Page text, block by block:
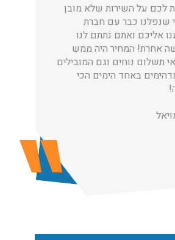
לכם על השירות שלא מובן
שנפלנו כבר עם חברת
אליכם ואתם נתתם לנו
אחרת! המחיר היה ממש
תשלום נוחים וגם המובילים
באחד הימים הכי
עודכן לאחרונה: 30/03/2026, 12:23
שמואל:
בגבעת שמואל לכל סוגי ההובלות
שלמה עם מנוף ועד פריט בודד.